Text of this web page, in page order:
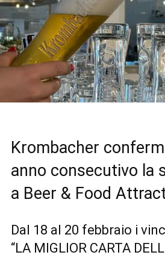
Krombacher
anno consecutivo la
a Beer & Food
Dal 18 al 20 febbraio i
“LA MIGLIOR CARTA